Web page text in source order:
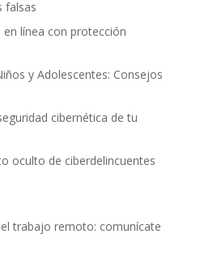
falsas
línea con protección
y Adolescentes: Consejos
cibernética de tu
oculto de ciberdelincuentes
trabajo remoto: comunícate